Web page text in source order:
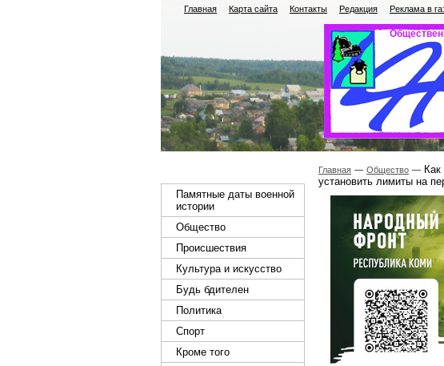
Главная Карта сайта Контакты Редакция Реклама в
Памятные даты военной
истории
Общество
Происшествия
Культура и искусство
Будь бдителен
Политика
Спорт
Кроме того
Главная Общество
установить лимиты на